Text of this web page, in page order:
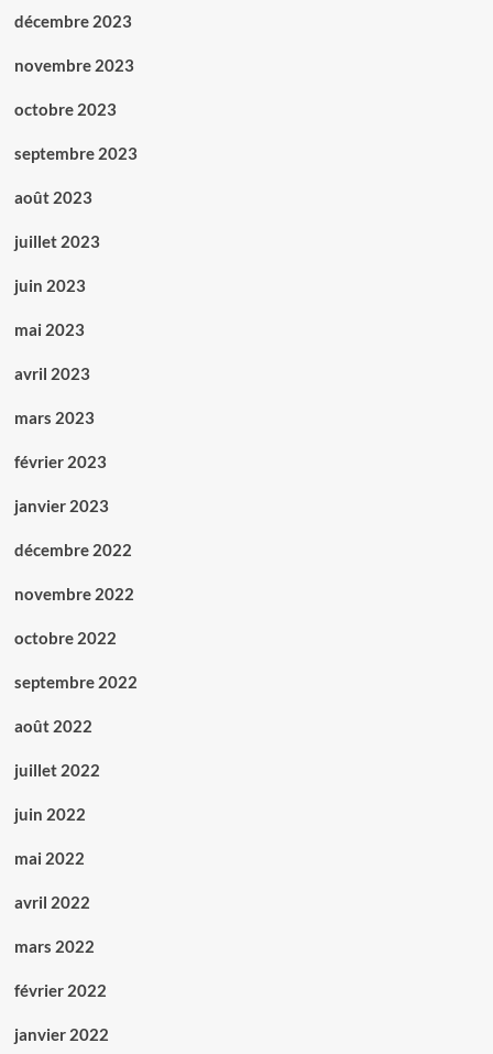
décembre 2023
novembre 2023
octobre 2023
septembre 2023
août 2023
juillet 2023
juin 2023
mai 2023
avril 2023
mars 2023
février 2023
janvier 2023
décembre 2022
novembre 2022
octobre 2022
septembre 2022
août 2022
juillet 2022
juin 2022
mai 2022
avril 2022
mars 2022
février 2022
janvier 2022